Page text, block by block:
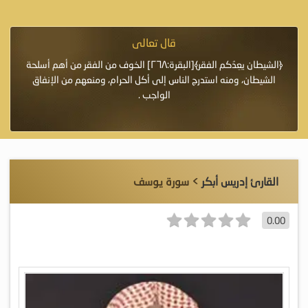
قال تعالى
﴿الشيطان يعِدُكم الفقر﴾[البقرة:٢٦٨] الخوف من الفقر من أهم أسلحة
الشيطان، ومنه استدرج الناس إلى أكل الحرام، ومنعهم من الإنفاق
الواجب .
القارئ إدريس أبكر > سورة يوسف
0.00